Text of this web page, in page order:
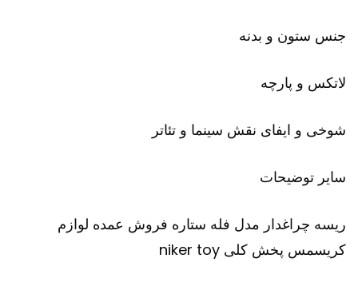
جنس ستون و بدنه
لاتکس و پارچه
شوخی و ایفای نقش سینما و تئاتر
سایر توضیحات
ریسه چراغدار مدل فله ستاره فروش عمده لوازم
کریسمس پخش کلی niker toy